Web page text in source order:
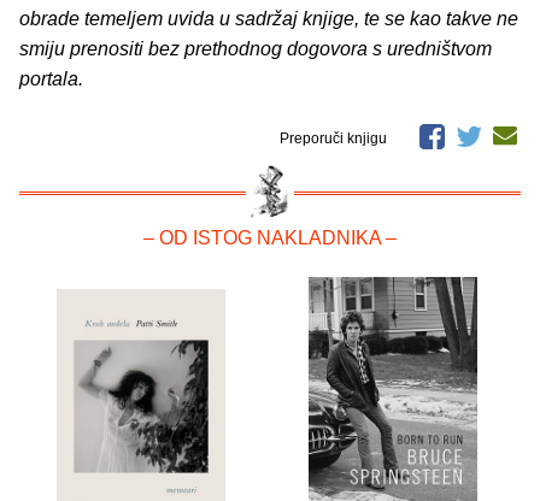
obrade temeljem uvida u sadržaj knjige, te se kao takve ne
smiju prenositi bez prethodnog dogovora s uredništvom
portala.
Preporuči knjigu
– OD ISTOG NAKLADNIKA –